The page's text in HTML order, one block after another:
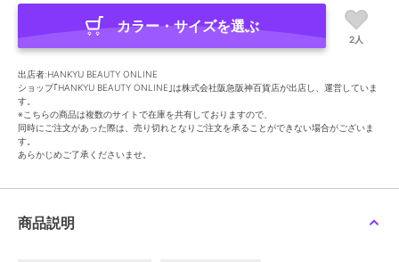
カラー・サイズを選ぶ
2人
出店者:HANKYU BEAUTY ONLINE
ショップ｢HANKYU BEAUTY ONLINE｣は株式会社阪急阪神百貨店が出店し、運営していま
す。
※こちらの商品は複数のサイトで在庫を共有しておりますので、
同時にご注文があった際は、売り切れとなりご注文を承ることができない場合がございま
す。
あらかじめご了承くださいませ。
商品説明